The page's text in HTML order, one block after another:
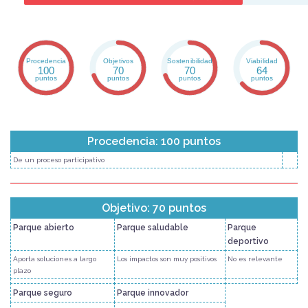
Procedencia
100
puntos
Objetivos
70
puntos
Sostenibilidad
70
puntos
Viabilidad
64
puntos
Procedencia: 100 puntos
De un proceso participativo
Objetivo: 70 puntos
Parque abierto Parque saludable
Parque
deportivo
Aporta soluciones a largo
plazo
Los impactos son muy positivos No es relevante
Parque seguro Parque innovador